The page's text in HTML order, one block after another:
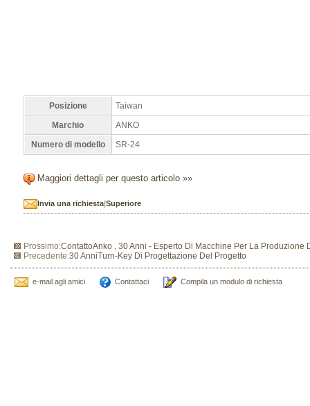
Posizione
Taiwan
Marchio
ANKO
Numero di modello
SR-24
Maggiori dettagli per questo articolo »»
Invia una richiesta|Superiore
Prossimo:ContattoAnko , 30 Anni - Esperto Di Macchine Per La Produzione
Precedente:30 AnniTurn-Key Di Progettazione Del Progetto
e-mail agli amici Contattaci Compila un modulo di richiesta